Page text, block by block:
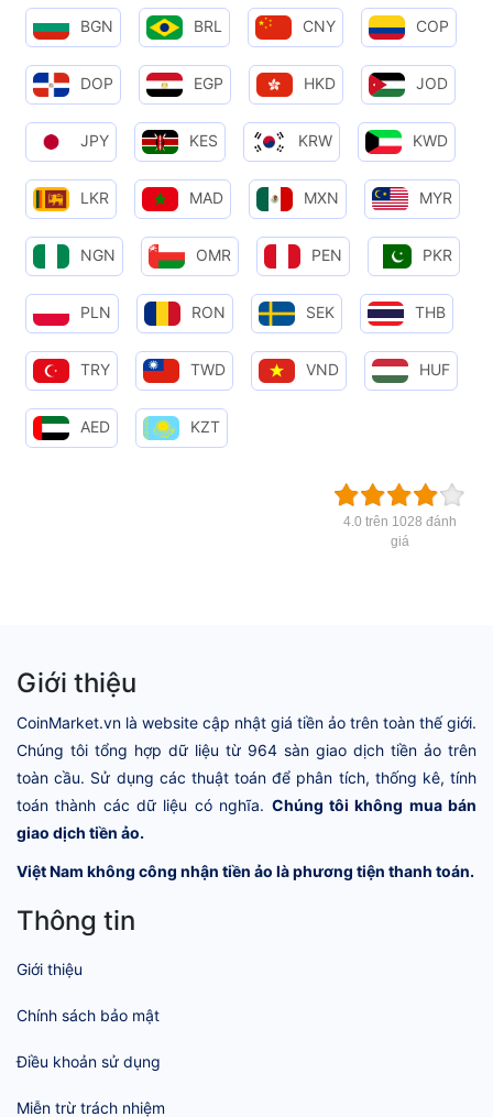
BGN BRL CNY COP
DOP EGP HKD JOD
JPY KES KRW KWD
LKR MAD MXN MYR
NGN OMR PEN PKR
PLN RON SEK THB
TRY TWD VND HUF
AED KZT
4.0 trên 1028 đánh
giá
Giới thiệu
CoinMarket.vn là website cập nhật giá tiền ảo trên toàn thế giới.
Chúng tôi tổng hợp dữ liệu từ 964 sàn giao dịch tiền ảo trên
toàn cầu. Sử dụng các thuật toán để phân tích, thống kê, tính
toán thành các dữ liệu có nghĩa. Chúng tôi không mua bán
giao dịch tiền ảo.
Việt Nam không công nhận tiền ảo là phương tiện thanh toán.
Thông tin
Giới thiệu
Chính sách bảo mật
Điều khoản sử dụng
Miễn trừ trách nhiệm